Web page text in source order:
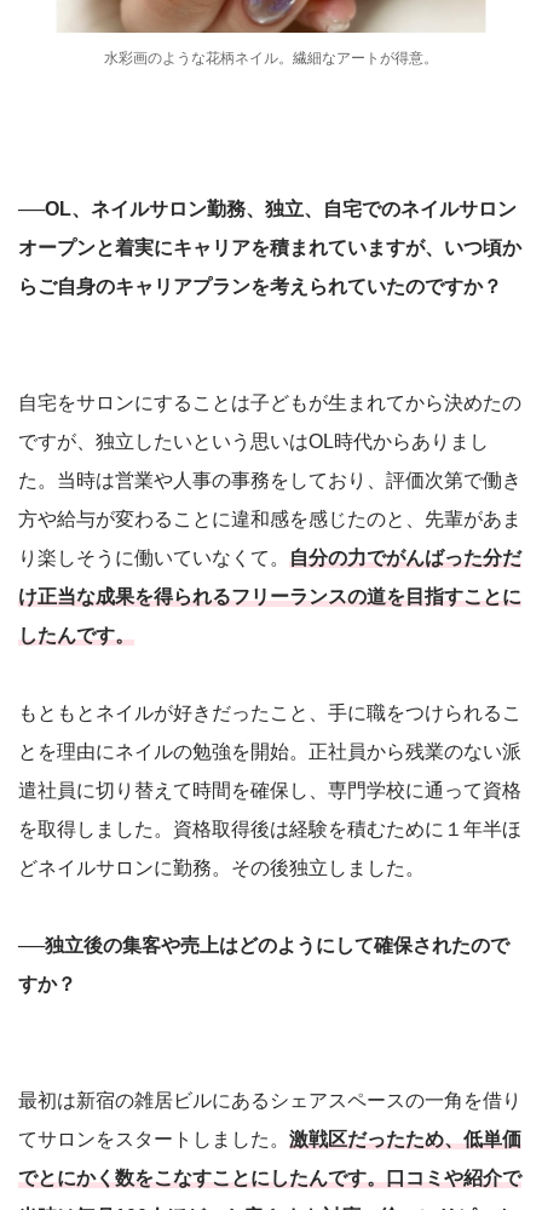
水彩画のような花柄ネイル。繊細なアートが得意。
──OL、ネイルサロン勤務、独立、自宅でのネイルサロン
オープンと着実にキャリアを積まれていますが、いつ頃か
らご自身のキャリアプランを考えられていたのですか？
自宅をサロンにすることは子どもが生まれてから決めたの
ですが、独立したいという思いはOL時代からありまし
た。当時は営業や人事の事務をしており、評価次第で働き
方や給与が変わることに違和感を感じたのと、先輩があま
り楽しそうに働いていなくて。 自分の力でがんばった分だ
け正当な成果を得られるフリーランスの道を目指すことに
したんです。
もともとネイルが好きだったこと、手に職をつけられるこ
とを理由にネイルの勉強を開始。正社員から残業のない派
遣社員に切り替えて時間を確保し、専門学校に通って資格
を取得しました。資格取得後は経験を積むために１年半ほ
どネイルサロンに勤務。その後独立しました。
──独立後の集客や売上はどのようにして確保されたので
すか？
最初は新宿の雑居ビルにあるシェアスペースの一角を借り
てサロンをスタートしました。 激戦区だったため、低単価
でとにかく数をこなすことにしたんです。口コミや紹介で